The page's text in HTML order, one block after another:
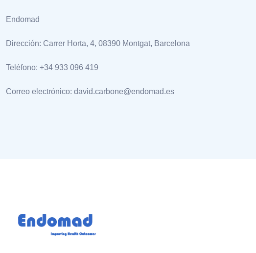
Endomad
Dirección: Carrer Horta, 4, 08390 Montgat, Barcelona
Teléfono: +34 933 096 419
Correo electrónico: david.carbone@endomad.es